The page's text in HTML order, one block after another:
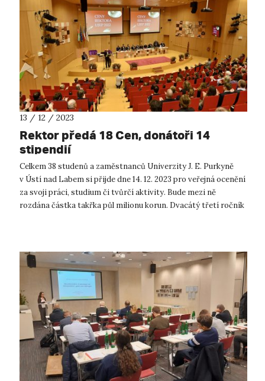
13 / 12 / 2023
Rektor předá 18 Cen, donátoři 14
stipendií
Celkem 38 studenů a zaměstnanců Univerzity J. E. Purkyně
v Ústí nad Labem si přijde dne 14. 12. 2023 pro veřejná ocenění
za svoji práci, studium či tvůrčí aktivity. Bude mezi ně
rozdána částka takřka půl milionu korun. Dvacátý třetí ročník